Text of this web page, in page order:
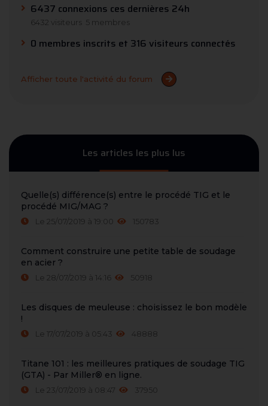
6437 connexions ces dernières 24h
6432 visiteurs 5 membres
0 membres inscrits et 316 visiteurs connectés
Afficher toute l'activité du forum
Les articles les plus lus
Quelle(s) différence(s) entre le procédé TIG et le
procédé MIG/MAG ?
Le 25/07/2019 à 19:00 150783
Comment construire une petite table de soudage
en acier ?
Le 28/07/2019 à 14:16 50918
Les disques de meuleuse : choisissez le bon modèle
!
Le 17/07/2019 à 05:43 48888
Titane 101 : les meilleures pratiques de soudage TIG
(GTA) - Par Miller® en ligne.
Le 23/07/2019 à 08:47 37950